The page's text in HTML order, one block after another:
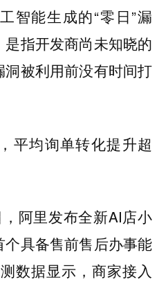
智能生成的“零日”漏
指开发商尚未知晓的
被利用前没有时间打
平均询单转化提升超
阿里发布全新AI店小
具备售前售后办事能
数据显示，商家接入